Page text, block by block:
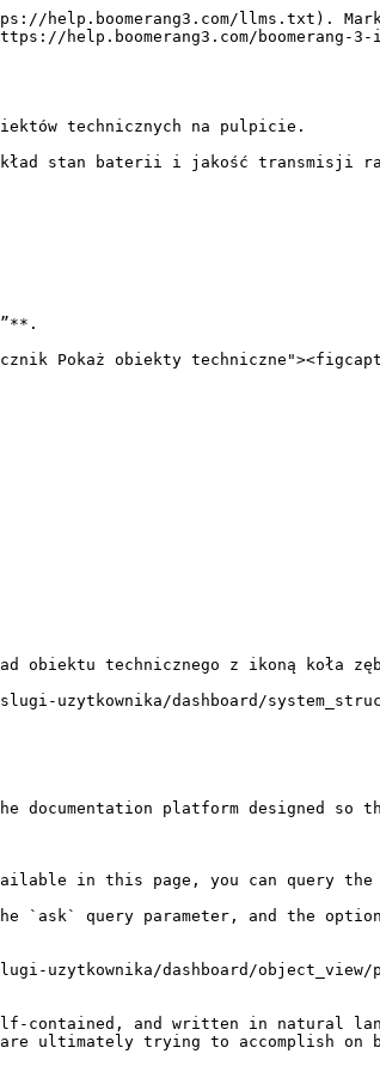
help.boomerang3.com/llms.txt).
help.boomerang3.com/
technicznych na pulpicie.
stan baterii i jakość transmisji
Pokaż obiekty
obiektu technicznego z ikoną koła
uzytkownika/dashboard/
platform designed so
in this page, you can query the
`ask` query parameter, and the
uzytkownika/dashboard/
contained, and written in natural
ultimately trying to accomplish